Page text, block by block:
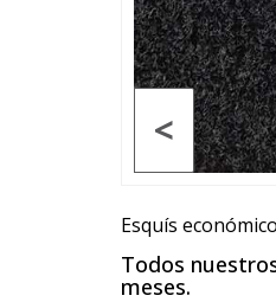
<
Esquís
Todos
meses.